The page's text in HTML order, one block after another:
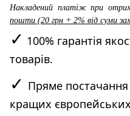
Накладений платіж при
пошти (20 грн + 2% від суми
✓ 100% гарантія
товарів.
✓ Пряме постачання
кращих